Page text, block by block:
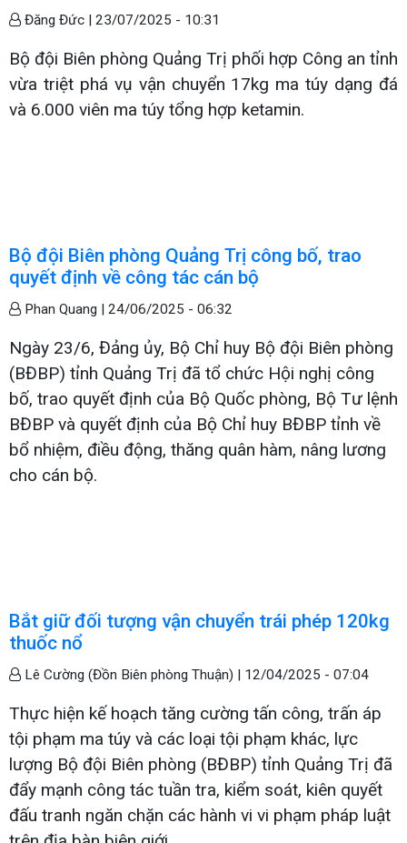
Đăng Đức | 23/07/2025 - 10:31
Bộ đội Biên phòng Quảng Trị phối hợp Công an tỉnh
vừa triệt phá vụ vận chuyển 17kg ma túy dạng đá
và 6.000 viên ma túy tổng hợp ketamin.
Bộ đội Biên phòng Quảng Trị công bố, trao
quyết định về công tác cán bộ
Phan Quang | 24/06/2025 - 06:32
Ngày 23/6, Đảng ủy, Bộ Chỉ huy Bộ đội Biên phòng
(BĐBP) tỉnh Quảng Trị đã tổ chức Hội nghị công
bố, trao quyết định của Bộ Quốc phòng, Bộ Tư lệnh
BĐBP và quyết định của Bộ Chỉ huy BĐBP tỉnh về
bổ nhiệm, điều động, thăng quân hàm, nâng lương
cho cán bộ.
Bắt giữ đối tượng vận chuyển trái phép 120kg
thuốc nổ
Lê Cường (Đồn Biên phòng Thuận) | 12/04/2025 - 07:04
Thực hiện kế hoạch tăng cường tấn công, trấn áp
tội phạm ma túy và các loại tội phạm khác, lực
lượng Bộ đội Biên phòng (BĐBP) tỉnh Quảng Trị đã
đẩy mạnh công tác tuần tra, kiểm soát, kiên quyết
đấu tranh ngăn chặn các hành vi vi phạm pháp luật